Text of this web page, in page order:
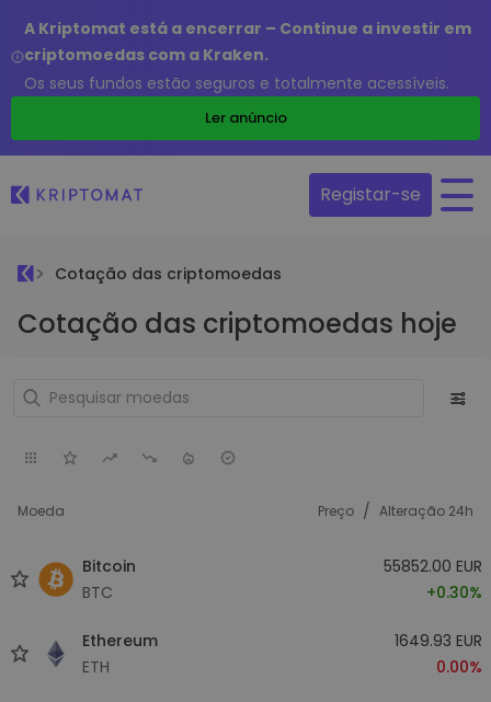
A Kriptomat está a encerrar – Continue a investir em
criptomoedas com a Kraken.
Os seus fundos estão seguros e totalmente acessíveis.
Ler anúncio
Registar-se
Cotação das criptomoedas
Cotação das criptomoedas hoje
Moeda Preço / Alteração 24h
Bitcoin
BTC
55852.00 EUR
+0.30%
Ethereum
ETH
1649.93 EUR
0.00%